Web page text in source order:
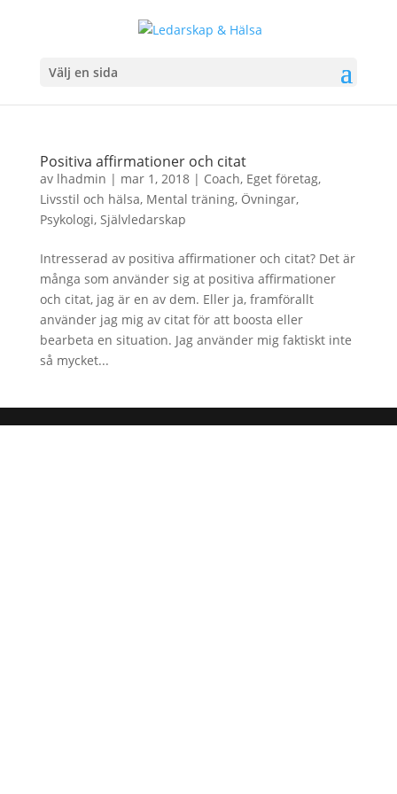
Välj en sida
Positiva affirmationer och citat
av lhadmin | mar 1, 2018| Coach, Eget företag,
Livsstil och hälsa, Mental träning, Övningar,
Psykologi, Självledarskap
Intresserad av positiva affirmationer och citat? Det är
många som använder sig at positiva affirmationer
och citat, jag är en av dem. Eller ja, framförallt
använder jag mig av citat för att boosta eller
bearbeta en situation. Jag använder mig faktiskt inte
så mycket...